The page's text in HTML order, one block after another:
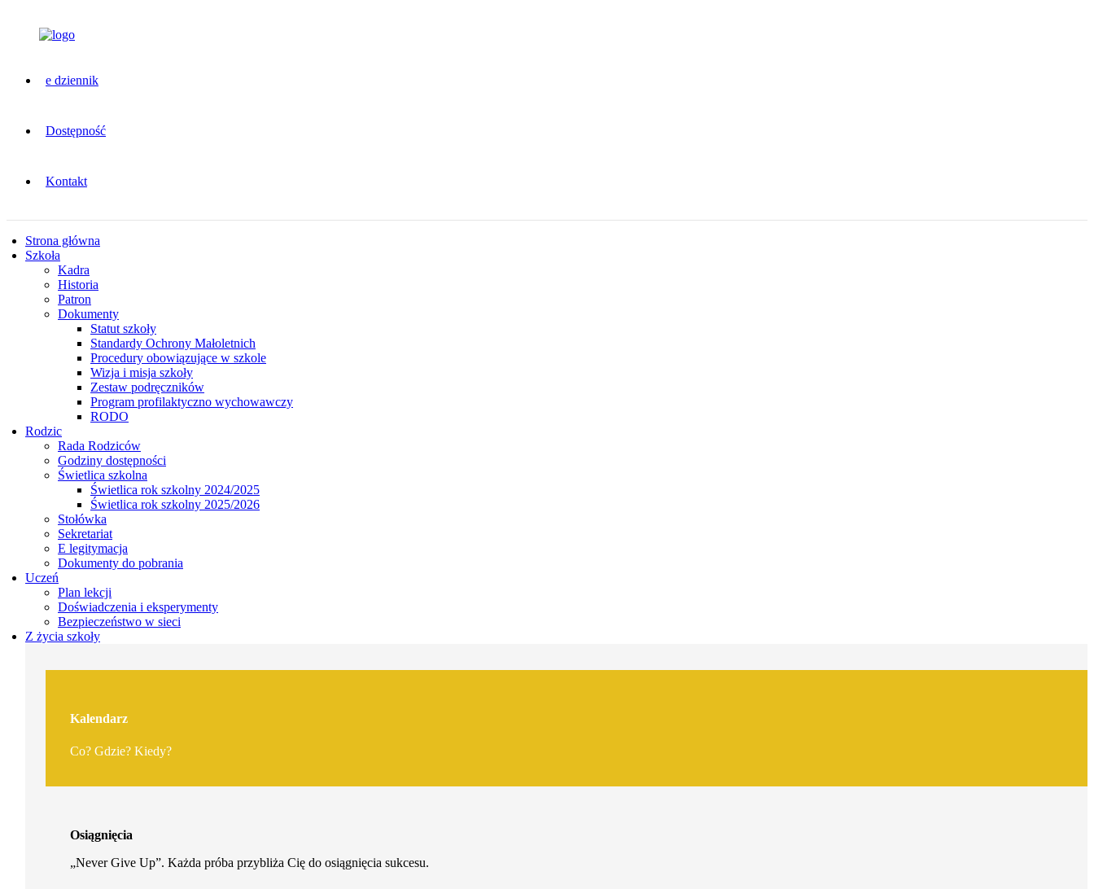
e dziennik
Dostępność
Kontakt
Strona główna
Szkoła
Kadra
Historia
Patron
Dokumenty
Statut szkoły
Standardy Ochrony Małoletnich
Procedury obowiązujące w szkole
Wizja i misja szkoły
Zestaw podręczników
Program profilaktyczno wychowawczy
RODO
Rodzic
Rada Rodziców
Godziny dostępności
Świetlica szkolna
Świetlica rok szkolny 2024/2025
Świetlica rok szkolny 2025/2026
Stołówka
Sekretariat
E legitymacja
Dokumenty do pobrania
Uczeń
Plan lekcji
Doświadczenia i eksperymenty
Bezpieczeństwo w sieci
Z życia szkoły
Kalendarz
Co? Gdzie? Kiedy?
Osiągnięcia
„Never Give Up”. Każda próba przybliża Cię do osiągnięcia sukcesu.